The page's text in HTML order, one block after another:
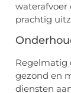
waterafvoer
prachtig
Regelmatig
gezond en
diensten